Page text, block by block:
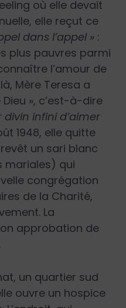
où elle devait
elle reçut ce
dans l’appel » :
plus pauvres parmi
l’amour de
Mère Teresa a
», c’est-à-dire
infini d’aimer
1948, elle quitte
un sari blanc
mariales) qui
congrégation
de la Charité,
La
approbation de
un quartier sud
ouvre un hospice